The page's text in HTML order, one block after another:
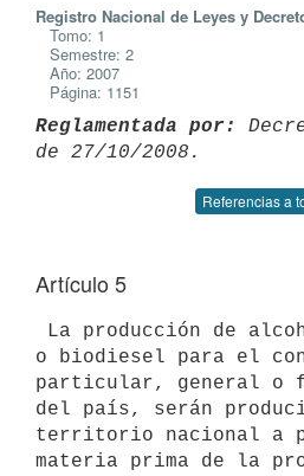
Registro Nacional de Leyes y
Tomo: 1
Semestre: 2
Año: 2007
Página: 1151
Reglamentada por:
Referencias a
Artículo 5
o biodiesel para el
particular, general o
del país, serán
territorio nacional a
materia prima de la